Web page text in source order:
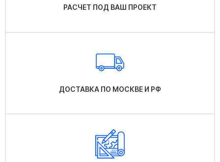
РАСЧЕТ ПОД ВАШ ПРОЕКТ
ДОСТАВКА ПО МОСКВЕ И РФ